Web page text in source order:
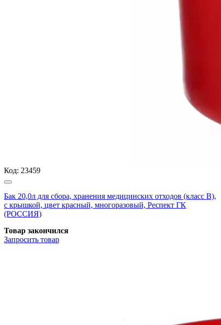
Код: 23459
Бак 20,0л для сбора, хранения медицинских отходов (класс В),
с крышкой, цвет красный, многоразовый, Респект ГК
(РОССИЯ)
Товар закончился
Запросить товар